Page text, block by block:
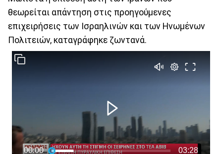
θεωρείται απάντηση στις προηγούμενες
επιχειρήσεις των Ισραηλινών και των Ηνωμένων
Πολιτειών, καταγράφηκε ζωντανά.